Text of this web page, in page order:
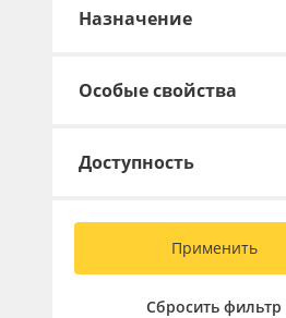
Назначение
Особые свойства
Доступность
Применить
Сбросить фильтр